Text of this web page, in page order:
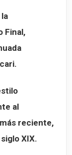
Final,
al
reciente,
XIX.